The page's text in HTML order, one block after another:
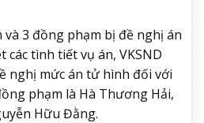
3 đồng phạm bị đề nghị án
các tình tiết vụ án, VKSND
nghị mức án tử hình đối với
phạm là Hà Thương Hải,
Hữu Đằng.